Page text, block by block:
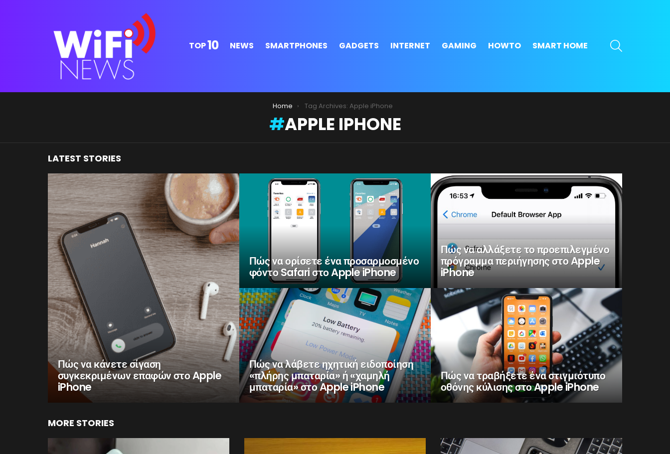
TOP10 NEWS SMARTPHONES GADGETS INTERNET GAMING HOWTO SMART HOME
Home Tag Archives: Apple iPhone
APPLE IPHONE
LATEST STORIES
Πώς να κάνετε σίγαση
συγκεκριμένων επαφών στο Apple
iPhone
Πώς να ορίσετε ένα προσαρμοσμένο
φόντο Safari στο Apple iPhone
Πώς να αλλάξετε το προεπιλεγμένο
πρόγραμμα περιήγησης στο Apple
iPhone
Πώς να λάβετε ηχητική ειδοποίηση
«πλήρης μπαταρία» ή «χαμηλή
μπαταρία» στο Apple iPhone
Πώς να τραβήξετε ένα στιγμιότυπο
οθόνης κύλισης στο Apple iPhone
MORE STORIES